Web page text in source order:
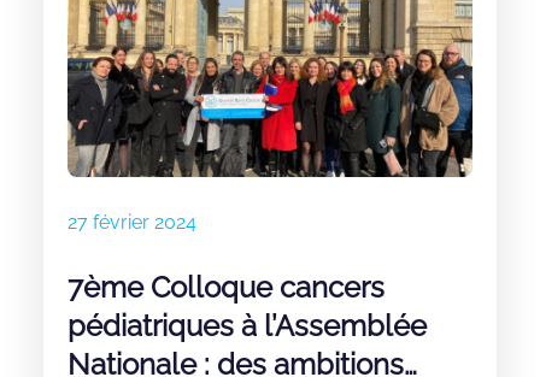
27 février 2024
7ème Colloque cancers
pédiatriques à l’Assemblée
Nationale : des ambitions